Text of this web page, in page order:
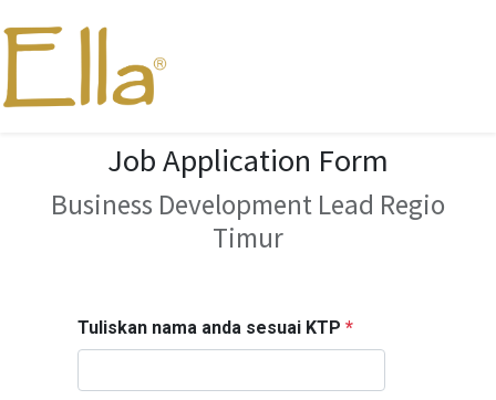
Job Application Form
Business Development Lead Regio
Timur
Tuliskan nama anda sesuai KTP *